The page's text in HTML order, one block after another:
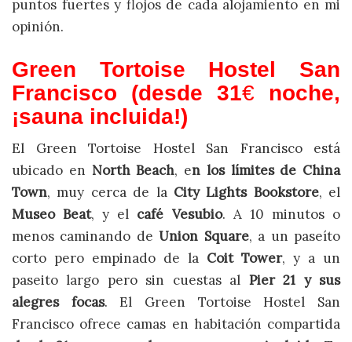
puntos fuertes y flojos de cada alojamiento en mi
opinión.
Green Tortoise Hostel San
Francisco (desde 31€ noche,
¡sauna incluida!)
El Green Tortoise Hostel San Francisco está
ubicado en North Beach, en los límites de China
Town, muy cerca de la City Lights Bookstore, el
Museo Beat, y el café Vesubio. A 10 minutos o
menos caminando deUnion Square, a un paseíto
corto pero empinado de la Coit Tower, y a un
paseito largo pero sin cuestas al Pier 21 y sus
alegres focas. El Green Tortoise Hostel San
Francisco ofrece camas en habitación compartida